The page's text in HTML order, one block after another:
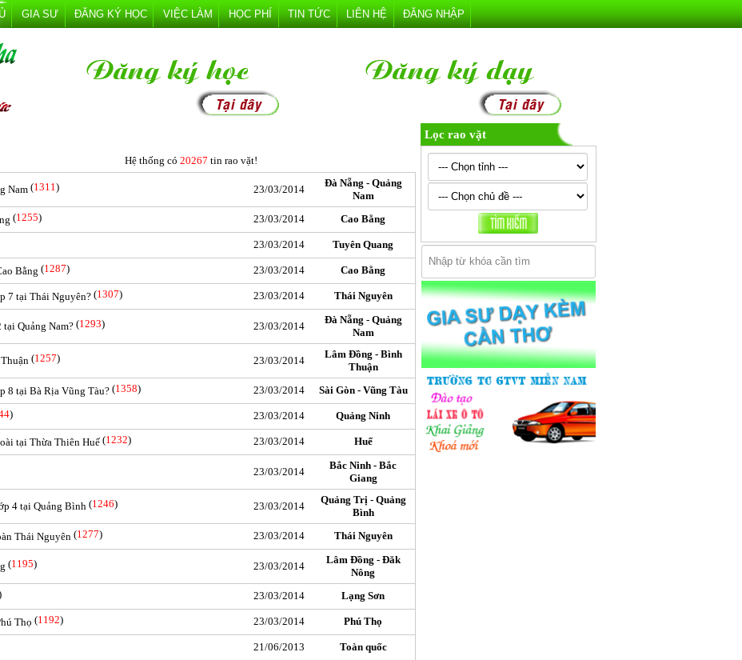
GIA SƯ ĐĂNG KÝ HỌC VIỆC LÀM HỌC PHÍ TIN TỨC LIÊN HỆ ĐĂNG NHẬP
Hệ thống có 20267 tin rao vặt!
Nam(1311) 23/03/2014
Đà Nẵng - Quảng
Nam
(1255) 23/03/2014 Cao Bằng
23/03/2014 Tuyên Quang
Bằng (1287) 23/03/2014 Cao Bằng
7 tại Thái Nguyên? (1307) 23/03/2014 Thái Nguyên
Quảng Nam? (1293) 23/03/2014
Đà Nẵng - Quảng
Nam
(1257) 23/03/2014
Lâm Đồng - Bình
Thuận
8 tại Bà Rịa Vũng Tàu? (1358) 23/03/2014 Sài Gòn - Vũng Tàu
) 23/03/2014 Quảng Ninh
tại Thừa Thiên Huế (1232) 23/03/2014 Huế
23/03/2014
Bắc Ninh - Bắc
Giang
4 tại Quảng Bình (1246) 23/03/2014
Quảng Trị - Quảng
Bình
Thái Nguyên (1277) 23/03/2014 Thái Nguyên
(1195) 23/03/2014
Lâm Đồng - Đăk
Nông
23/03/2014 Lạng Sơn
Thọ (1192) 23/03/2014 Phú Thọ
21/06/2013 Toàn quốc
Lọc rao vặt